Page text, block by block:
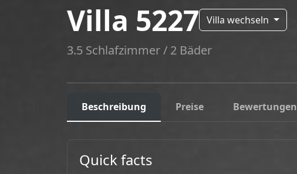
Villa 5227 Villa wechseln
3.5 Schlafzimmer / 2 Bäder
Beschreibung Preise Bewertungen
Quick facts